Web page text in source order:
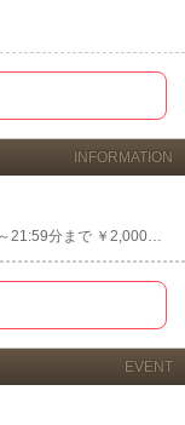
INFORMATION
ご新規のお客様に限り ◆◆◆【特別割引】◆◆◆ open～21:59分まで ￥2,000コミコミ (消費税・サービス料・バニードリ.....
EVENT
東北